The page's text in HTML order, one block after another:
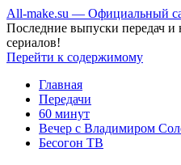
All-make.su — Официальный
Последние выпуски передач
сериалов!
Перейти к содержимому
Главная
Передачи
60 минут
Вечер с Владимиром
Бесогон ТВ